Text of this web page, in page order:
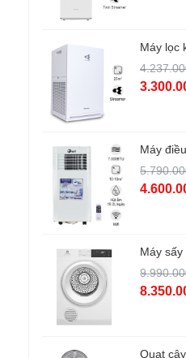
Phụ kiện đi cùng:
Kích thước sản phẩm:
Kích thước đóng thùng:
Trọng lượng sản phẩm:
Trọng lượng đóng thùng:
Hãng sản xuất:
Bảo hành chính hãng:
Máy lọc
Máy
Máy sấy
Quạt